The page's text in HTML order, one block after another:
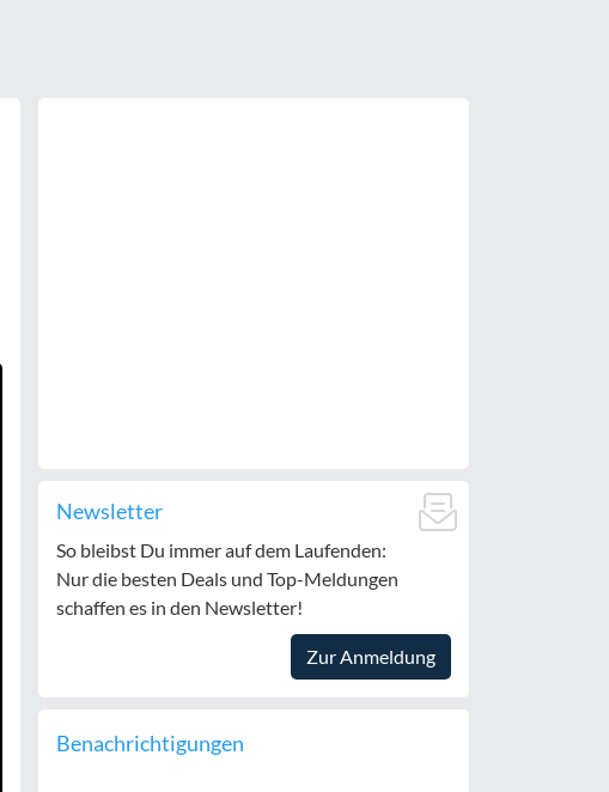
Newsletter
So bleibst Du immer auf dem Laufenden:
Nur die besten Deals und Top-Meldungen
schaffen es in den Newsletter!
Zur Anmeldung
Benachrichtigungen